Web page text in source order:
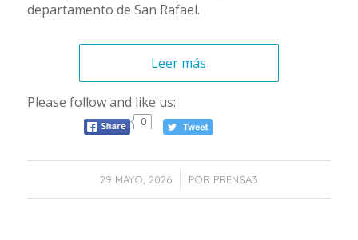
departamento de San Rafael.
Leer más
Please follow and like us:
0
29 MAYO, 2026
/ POR PRENSA3